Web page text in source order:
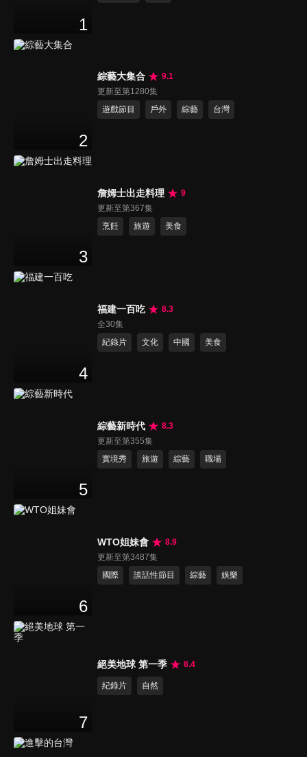
1
2
綜藝大集合
9.1
更新至第1280集
遊戲節目
戶外 綜藝 台灣
3
詹姆士出走料理
9
更新至第367集
烹飪
旅遊 美食
4
福建一百吃
8.3
全30集
紀錄片
文化 中國 美食
5
綜藝新時代
8.3
更新至第355集
實境秀
旅遊 綜藝 職場
6
WTO姐妹會
8.9
更新至第3487集
國際
談話性節目 綜藝 娛樂
7
絕美地球 第一季 8.4
紀錄片 自然